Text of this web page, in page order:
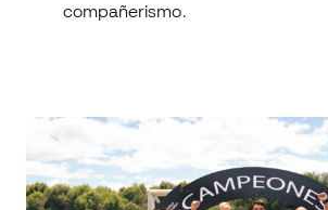
compañerismo.